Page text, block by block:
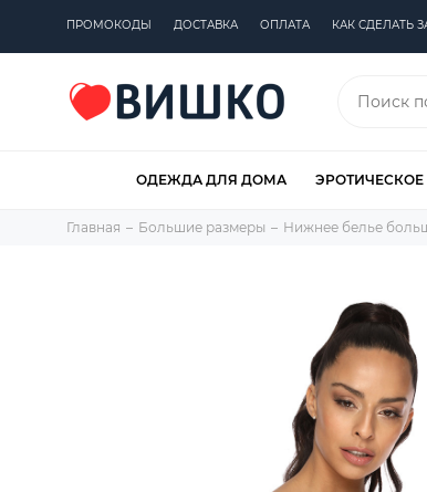
ПРОМОКОДЫ ДОСТАВКА ОПЛАТА КАК СДЕЛАТЬ
ОДЕЖДА ДЛЯ ДОМА ЭРОТИЧЕСКОЕ
Главная Большие размеры Нижнее белье